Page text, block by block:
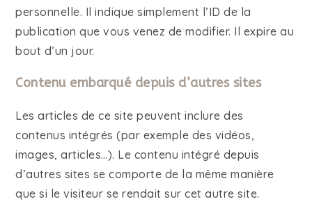
personnelle. Il indique simplement l’ID de la
publication que vous venez de modifier. Il expire au
bout d’un jour.
Contenu embarqué depuis d’autres sites
Les articles de ce site peuvent inclure des
contenus intégrés (par exemple des vidéos,
images, articles…). Le contenu intégré depuis
d’autres sites se comporte de la même manière
que si le visiteur se rendait sur cet autre site.